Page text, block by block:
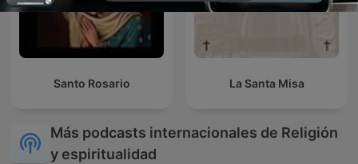
Santo Rosario La Santa Misa
Más podcasts internacionales de Religión
y espiritualidad